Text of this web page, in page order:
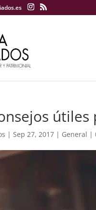
|Sep 27, 2017 | General |